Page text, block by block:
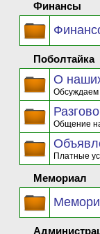
Финансы
Поболтайка
О
Общение
Платные
Мемориал